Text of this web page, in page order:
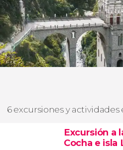
6 excursiones y actividades
Excursión a
Cocha e isla